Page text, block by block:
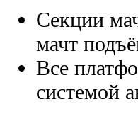
Секции
мачт
Все
системой